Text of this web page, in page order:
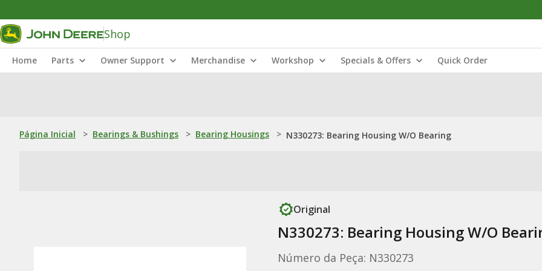
Shop
Home Parts Owner Support Merchandise Workshop Specials & Offers Quick Order
Página Inicial > Bearings & Bushings > Bearing Housings > N330273: Bearing Housing W/O Bearing
Original
N330273: Bearing Housing W/O
Número da Peça: N330273